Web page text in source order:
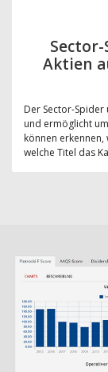
Aktien
Der Sector-
und ermöglicht
können
welche Titel das